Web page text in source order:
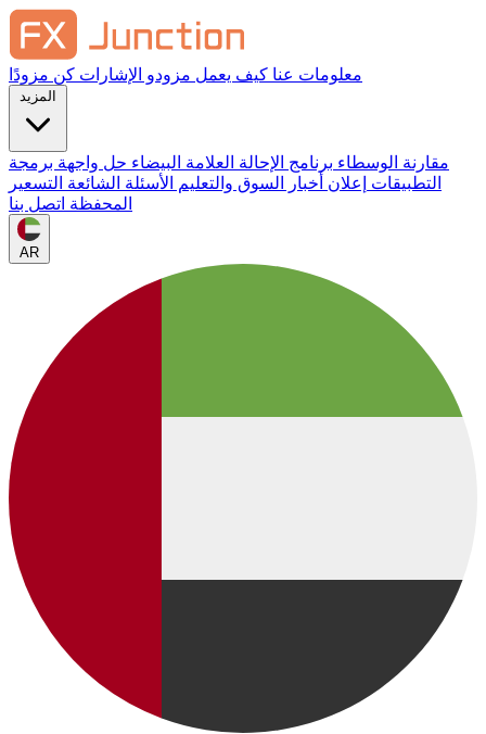
معلومات عنا كيف يعمل مزودو الإشارات كن مزودًا
مقارنة الوسطاء برنامج الإحالة العلامة البيضاء حل واجهة برمجة
التطبيقات
إعلان أخبار السوق والتعليم الأسئلة الشائعة التسعير
المحفظة اتصل بنا
AR